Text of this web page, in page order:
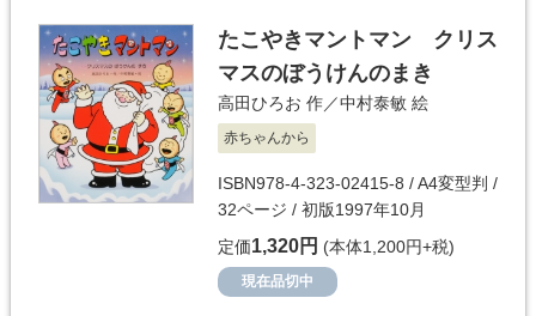
たこやきマントマン クリス
マスのぼうけんのまき
高田ひろお 作／中村泰敏 絵
赤ちゃんから
ISBN978-4-323-02415-8 / A4変型判 /
32ページ / 初版1997年10月
定価1,320円 (本体1,200円+税)
現在品切中